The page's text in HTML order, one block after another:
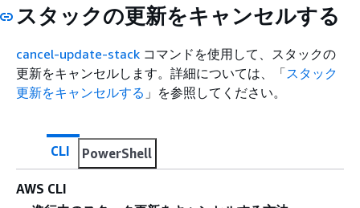
スタックの更新をキャンセルする
cancel-update-stack コマンドを使用して、スタックの
更新をキャンセルします。詳細については、「スタック
更新をキャンセルする 」を参照してください。
CLI PowerShell
AWS CLI